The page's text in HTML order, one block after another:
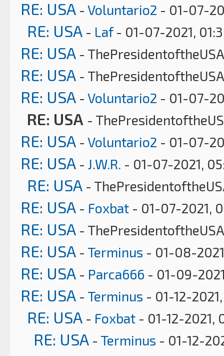
RE: USA - Voluntario2 - 01-07-
RE: USA - Laf- 01-07-2021,
RE: USA -
RE: USA -
RE: USA - Voluntario2 - 01-07-
RE: USA -
RE: USA - Voluntario2 - 01-07-
RE: USA - J.W.R. - 01-07-2021,
RE: USA -
RE: USA - Foxbat - 01-07-2021,
RE: USA -
RE: USA - Terminus - 01-08-
RE: USA - Parca666 - 01-09-
RE: USA - Terminus - 01-12-
RE: USA - Foxbat - 01-12-2021,
RE: USA - Terminus - 01-12-